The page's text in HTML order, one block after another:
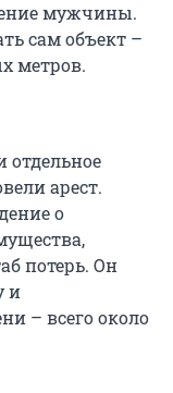
мужчины.
сам объект –
метров.
арест.
о
потерь. Он
и
– всего около